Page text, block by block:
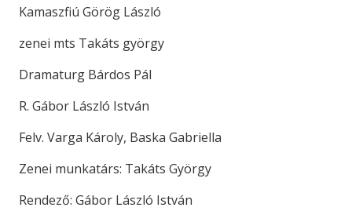
Kamaszfiú Görög László
zenei mts Takáts györgy
Dramaturg Bárdos Pál
R. Gábor László István
Felv. Varga Károly, Baska Gabriella
Zenei munkatárs: Takáts György
Rendező: Gábor László István